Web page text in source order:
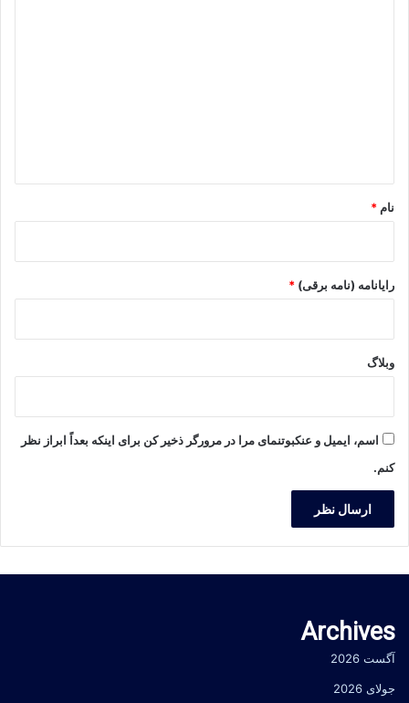
نام *
رایانامه (نامه برقی) *
وبلاگ
اسم، ایمیل و عنکبوتنمای مرا در مرورگر ذخیر کن برای اینکه بعداً ابراز نظر
کنم.
Archives
آگست 2026
جولای 2026